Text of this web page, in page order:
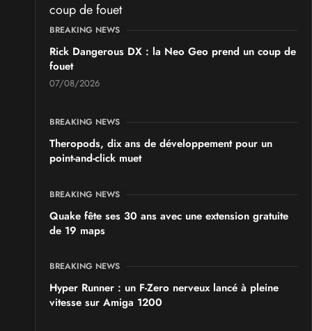
BREAKING NEWS
Rick Dangerous DX : la Neo Geo prend un coup de
fouet
07/08/2026
BREAKING NEWS
Theropods, dix ans de développement pour un
point-and-click muet
BREAKING NEWS
Quake fête ses 30 ans avec une extension gratuite
de 19 maps
BREAKING NEWS
Hyper Runner : un F-Zero nerveux lancé à pleine
vitesse sur Amiga 1200